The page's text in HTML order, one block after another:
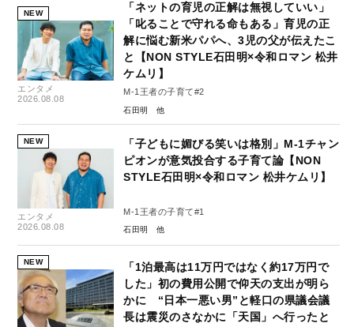
NEW
エンタメ
2026.08.08
「ネットの育児の正解は無視していい」
「叱ることで守れる命もある」育児の正
解に悩む新米パパへ、3児の父が伝えたこ
と【NON STYLE石田明×令和ロマン 松井
ケムリ】
M-1王者の子育て#2
石田明
NEW
エンタメ
2026.08.08
「子どもに媚びる笑いは格別」M-1チャン
ピオンが意気投合する子育て論【NON
STYLE石田明×令和ロマン 松井ケムリ】
M-1王者の子育て#1
石田明
NEW
「1泊最高は11万円ではなく約17万円で
した」初の費用公開で仰天の支出が明ら
かに “日本一悪い男”と軽口の県議会議
長は震災のさなかに「天国」へ行ったと